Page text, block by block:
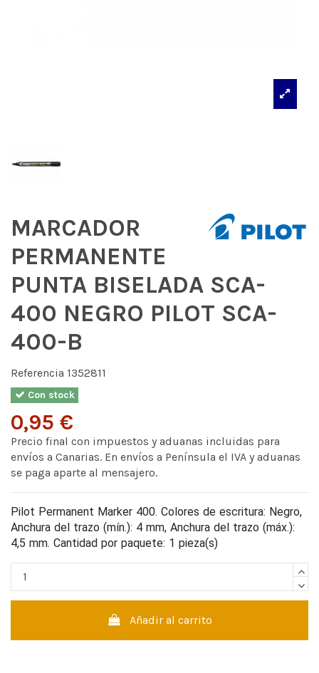
MARCADOR
PERMANENTE
PUNTA BISELADA SCA-
400 NEGRO PILOT SCA-
400-B
Referencia 1352811
Con stock
0,95 €
Precio final con impuestos y aduanas incluidas para
envíos a Canarias. En envíos a Península el IVA y aduanas
se paga aparte al mensajero.
Pilot Permanent Marker 400. Colores de escritura: Negro,
Anchura del trazo (mín.): 4 mm, Anchura del trazo (máx.):
4,5 mm. Cantidad por paquete: 1 pieza(s)
Añadir al carrito